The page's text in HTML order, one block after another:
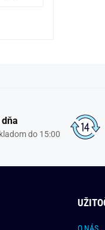
do 15:00